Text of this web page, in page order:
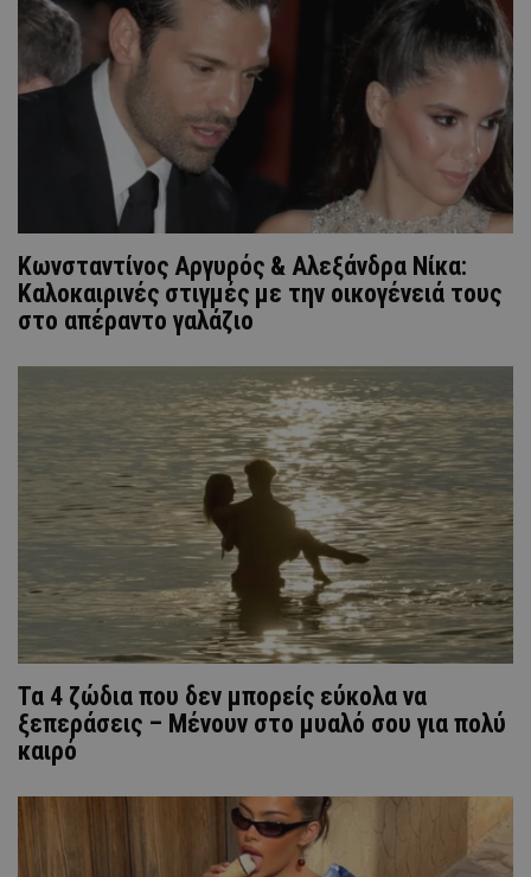
Κωνσταντίνος Αργυρός & Αλεξάνδρα Νίκα:
Καλοκαιρινές στιγμές με την οικογένειά τους
στο απέραντο γαλάζιο
Τα 4 ζώδια που δεν μπορείς εύκολα να
ξεπεράσεις – Μένουν στο μυαλό σου για πολύ
καιρό